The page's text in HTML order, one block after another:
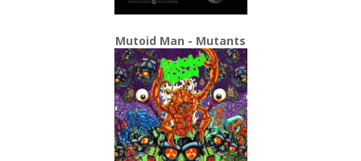
Mutoid Man - Mutants